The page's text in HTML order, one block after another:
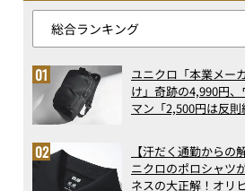
ユニクロ「本業メー
け」奇跡の4,990円、
マン「2,500円は反則
ト3】（2026年6月版
【汗だく通勤からの
ニクロのポロシャツ
ネスの大正解！オリ